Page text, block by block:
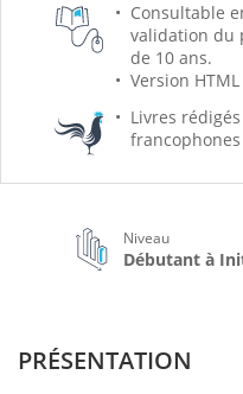
Consultable
validation du
de 10 ans.
Version HTML
Livres
Niveau
Débutant à
PRÉSENTATION